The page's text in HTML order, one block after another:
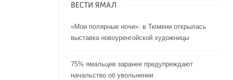
ВЕСТИ ЯМАЛ
«Мои полярные ночи»: в Тюмени открылась
выставка новоуренгойской художницы
75% ямальцев заранее предупреждают
начальство об увольнении